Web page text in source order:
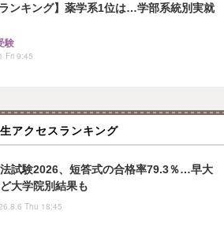
ランキング】薬学系1位は…学部系統別実就
験
Fri 9:45
アクセスランキング
試験2026、短答式の合格率79.3％…早大
大学院別結果も
Thu 18:45